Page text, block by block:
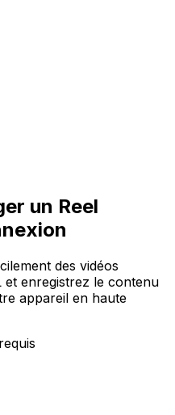
un Reel
des vidéos
et enregistrez le contenu
appareil en haute